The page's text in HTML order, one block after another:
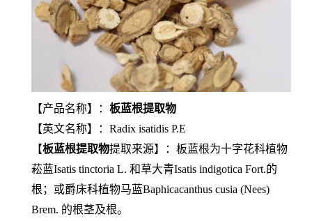
【产品名称】： 板蓝根提取物
【英文名称】：Radix isatidis P.E
【板蓝根提取物提取来源】：板蓝根为十字花科植物
菘蓝Isatis tinctoria L. 和草大青Isatis indigotica Fort.的
根；或爵床科植物马蓝Baphicacanthus cusia (Nees)
Brem. 的根茎及根。